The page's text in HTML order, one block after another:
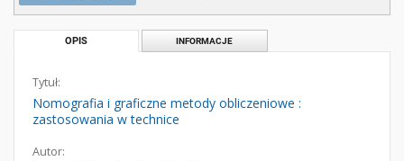
OPIS INFORMACJE
Tytuł:
Nomografia i graficzne metody obliczeniowe :
zastosowania w technice
Autor: